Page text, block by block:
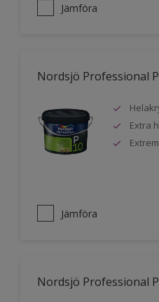
Jämföra
Nordsjö Professional
Extra
Jämföra
Nordsjö Professional